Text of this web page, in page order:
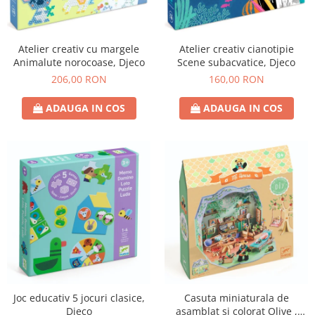
Atelier creativ cu margele
Animalute norocoase, Djeco
206,00 RON
ADAUGA IN COS
Atelier creativ cianotipie
Scene subacvatice, Djeco
160,00 RON
ADAUGA IN COS
Joc educativ 5 jocuri clasice,
Djeco
Casuta miniaturala de
asamblat si colorat Olive ,